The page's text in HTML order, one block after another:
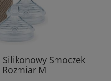
Smoczek
M